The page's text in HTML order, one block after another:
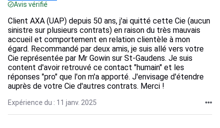
Avis vérifié
Client AXA (UAP) depuis 50 ans, j'ai quitté cette Cie (aucun
sinistre sur plusieurs contrats) en raison du très mauvais
accueil et comportement en relation clientèle à mon
égard. Recommandé par deux amis, je suis allé vers votre
Cie représentée par Mr Gowin sur St-Gaudens. Je suis
content d'avoir retrouvé ce contact "humain" et les
réponses "pro" que l'on m'a apporté. J'envisage d'étendre
auprès de votre Cie d'autres contrats. Merci !
Expérience du : 11 janv. 2025